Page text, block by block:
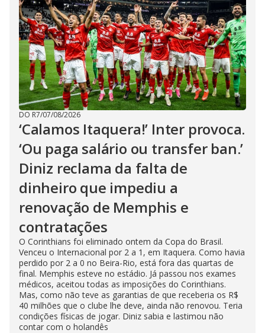
DO R7/07/08/2026
‘Calamos Itaquera!’ Inter provoca.
‘Ou paga salário ou transfer ban.’
Diniz reclama da falta de
dinheiro que impediu a
renovação de Memphis e
contratações
O Corinthians foi eliminado ontem da Copa do Brasil.
Venceu o Internacional por 2 a 1, em Itaquera. Como havia
perdido por 2 a 0 no Beira-Rio, está fora das quartas de
final. Memphis esteve no estádio. Já passou nos exames
médicos, aceitou todas as imposições do Corinthians.
Mas, como não teve as garantias de que receberia os R$
40 milhões que o clube lhe deve, ainda não renovou. Teria
condições físicas de jogar. Diniz sabia e lastimou não
contar com o holandês